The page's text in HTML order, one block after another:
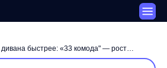
и выручки